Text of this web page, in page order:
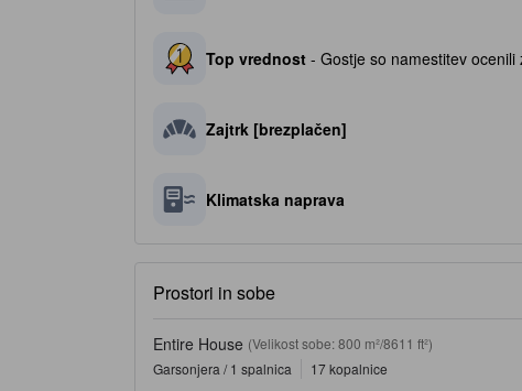
Top vrednost - Gostje so namestitev
Zajtrk [brezplačen]
Klimatska naprava
Prostori in sobe
Entire House (Velikost sobe: 800 m²/8611 ft²)
Garsonjera / 1 spalnica
17 kopalnice